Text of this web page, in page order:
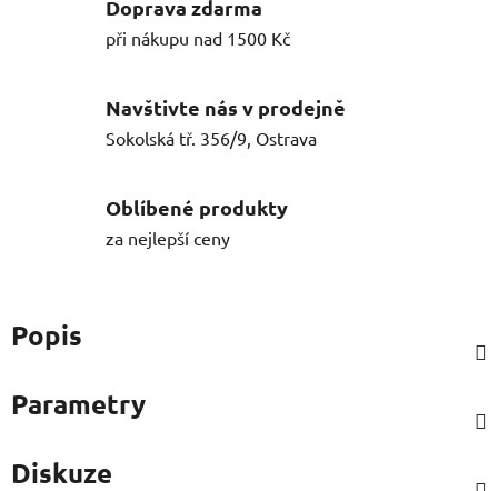
Doprava zdarma
při nákupu nad 1500 Kč
Navštivte nás v prodejně
Sokolská tř. 356/9, Ostrava
Oblíbené produkty
za nejlepší ceny
Popis
Parametry
Diskuze